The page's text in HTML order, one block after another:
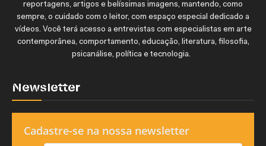
reportagens, artigos e belíssimas imagens, mantendo, como
sempre, o cuidado com o leitor, com espaço especial dedicado a
vídeos. Você terá acesso a entrevistas com especialistas em arte
contemporânea, comportamento, educação, literatura, filosofia,
psicanálise, política e tecnologia.
Newsletter
Cadastre-se na nossa newsletter